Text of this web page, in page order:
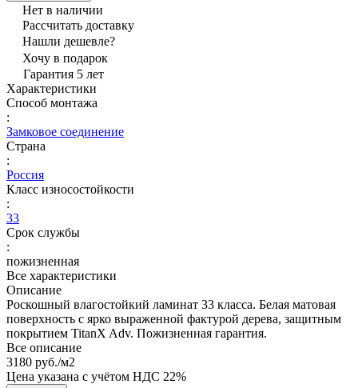
Нет в наличии
Рассчитать доставку
Нашли дешевле?
Хочу в подарок
Гарантия 5 лет
Характеристики
Способ монтажа
:
Замковое соединение
Страна
:
Россия
Класс износостойкости
:
33
Срок службы
:
пожизненная
Все характеристики
Описание
Роскошный влагостойкий ламинат 33 класса. Белая матовая
поверхность с ярко выраженной фактурой дерева, защитным
покрытием TitanX Adv. Пожизненная гарантия.
Все описание
3180 руб./м2
Цена указана с учётом НДС 22%